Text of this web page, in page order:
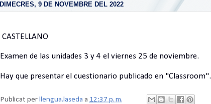
DIMECRES, 9 DE NOVEMBRE DEL 2022
CASTELLANO
Examen de las unidades 3 y 4 el viernes 25 de noviembre.
Hay que presentar el cuestionario publicado en "Classroom".
Publicat per llengua.laseda a 12:37 p. m.